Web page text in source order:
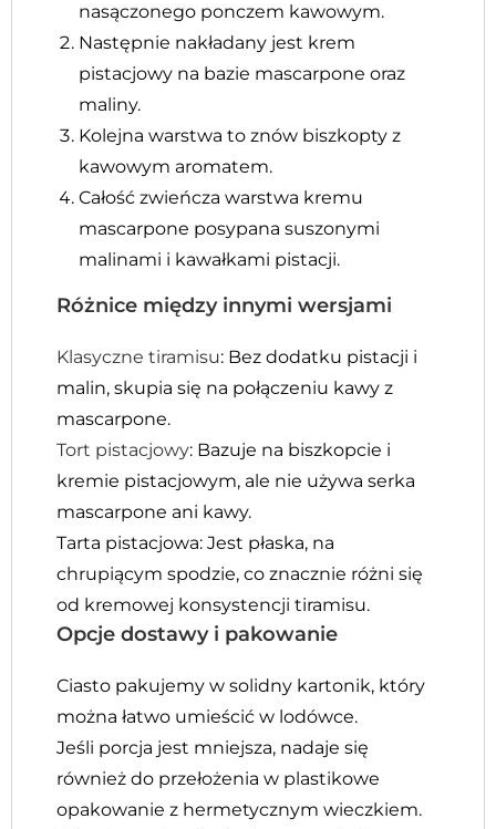
nasączonego ponczem kawowym.
Następnie nakładany jest krem
pistacjowy na bazie mascarpone oraz
maliny.
Kolejna warstwa to znów biszkopty z
kawowym aromatem.
Całość zwieńcza warstwa kremu
mascarpone posypana suszonymi
malinami i kawałkami pistacji.
Różnice między innymi wersjami
Klasyczne tiramisu: Bez dodatku pistacji i
malin, skupia się na połączeniu kawy z
mascarpone.
Tort pistacjowy: Bazuje na biszkopcie i
kremie pistacjowym, ale nie używa serka
mascarpone ani kawy.
Tarta pistacjowa: Jest płaska, na
chrupiącym spodzie, co znacznie różni się
od kremowej konsystencji tiramisu.
Opcje dostawy i pakowanie
Ciasto pakujemy w solidny kartonik, który
można łatwo umieścić w lodówce.
Jeśli porcja jest mniejsza, nadaje się
również do przełożenia w plastikowe
opakowanie z hermetycznym wieczkiem.